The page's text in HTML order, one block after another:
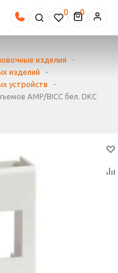
0
изделия
-
изделий
-
устройств
-
AMP/BICC бел. DKC